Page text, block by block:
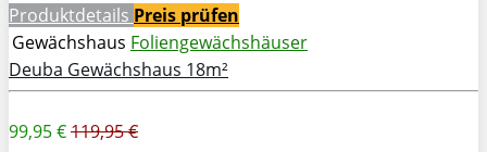
Produktdetails Preis prüfen
Gewächshaus Foliengewächshäuser
Deuba Gewächshaus 18m²
99,95 €119,95 €